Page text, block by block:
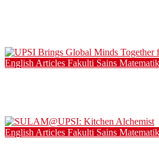
English Articles Fakulti Sains Matematik
English Articles Fakulti Sains Matematik